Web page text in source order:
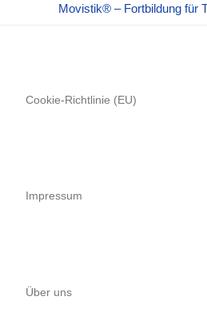
Movistik® – Fortbildung für
Cookie-Richtlinie (EU)
Impressum
Über uns